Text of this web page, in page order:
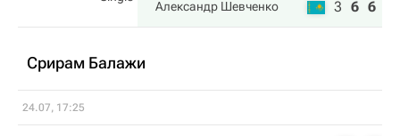
Александр Шевченко 3 6 6
Срирам Балажи
24.07, 17:25